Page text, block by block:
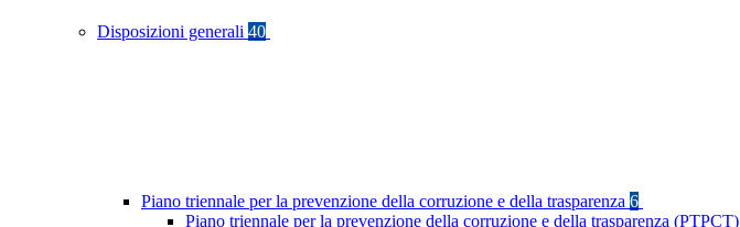
Disposizioni generali 40
Piano triennale per la prevenzione della corruzione e della trasparenza 6
Piano triennale per la prevenzione della corruzione e della trasparenza (PTPCT)